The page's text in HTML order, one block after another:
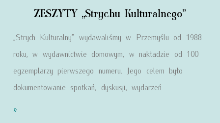
ZESZYTY „Strychu Kulturalnego”
„Strych Kulturalny” wydawaliśmy w Przemyślu od 1988
roku, w wydawnictwie domowym, w nakładzie od 100
egzemplarzy pierwszego numeru. Jego celem było
dokumentowanie spotkań, dyskusji, wydarzeń
»